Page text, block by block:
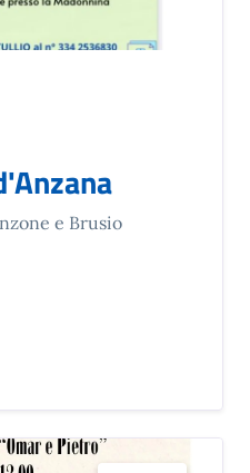
e Brusio